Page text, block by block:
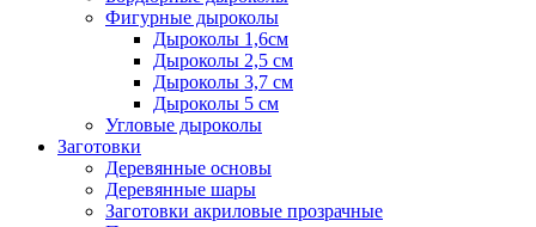
Фигурные дыроколы
Дыроколы 1,6см
Дыроколы 2,5 см
Дыроколы 3,7 см
Дыроколы 5 см
Угловые дыроколы
Заготовки
Деревянные основы
Деревянные шары
Заготовки акриловые прозрачные